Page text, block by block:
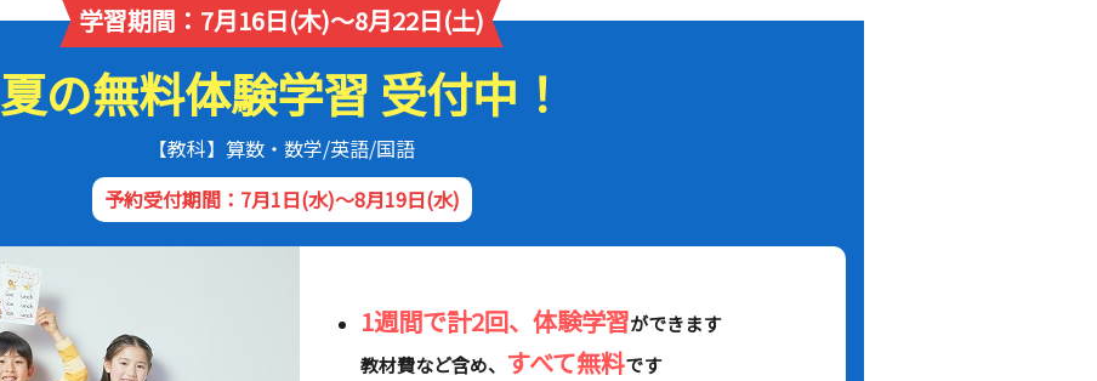
学習期間：7月16日(木)～8月22日(土)
夏の無料体験学習 受付中！
【教科】算数・数学/英語/国語
予約受付期間：7月1日(水)～8月19日(水)
1週間で計2回、体験学習ができます
教材費など含め、 すべて無料です